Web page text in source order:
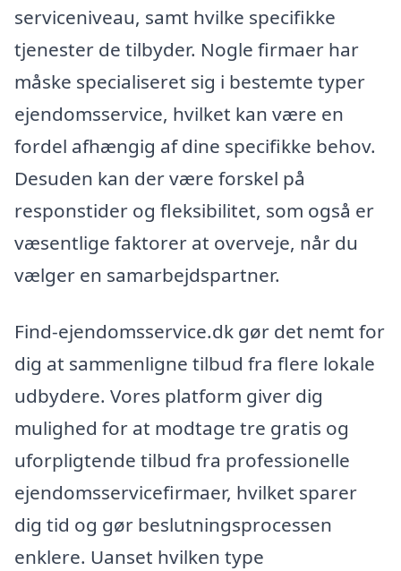
serviceniveau, samt hvilke specifikke
tjenester de tilbyder. Nogle firmaer har
måske specialiseret sig i bestemte typer
ejendomsservice, hvilket kan være en
fordel afhængig af dine specifikke behov.
Desuden kan der være forskel på
responstider og fleksibilitet, som også er
væsentlige faktorer at overveje, når du
vælger en samarbejdspartner.
Find-ejendomsservice.dk gør det nemt for
dig at sammenligne tilbud fra flere lokale
udbydere. Vores platform giver dig
mulighed for at modtage tre gratis og
uforpligtende tilbud fra professionelle
ejendomsservicefirmaer, hvilket sparer
dig tid og gør beslutningsprocessen
enklere. Uanset hvilken type